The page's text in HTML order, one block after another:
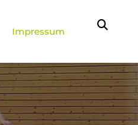
Impressum